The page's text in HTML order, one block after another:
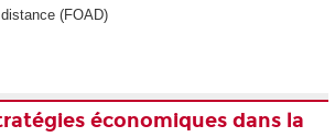
(FOAD)
économiques dans la